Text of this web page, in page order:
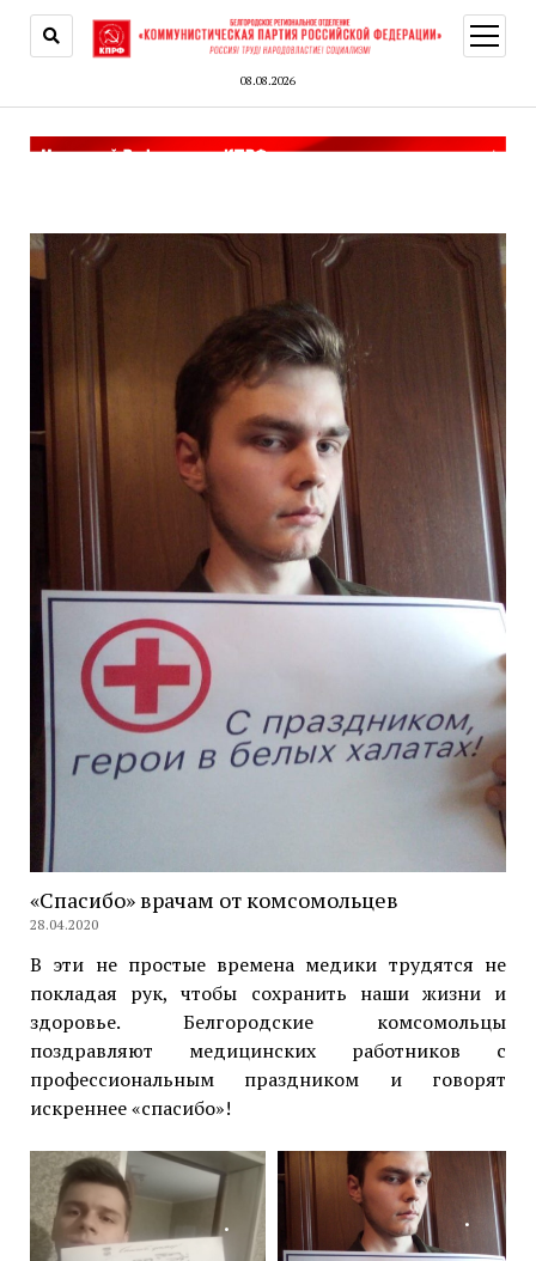
08.08.2026
меню
«Спасибо» врачам от комсомольцев
28.04.2020
В эти не простые времена медики трудятся не
покладая рук, чтобы сохранить наши жизни и
здоровье. Белгородские комсомольцы
поздравляют медицинских работников с
профессиональным праздником и говорят
искреннее «спасибо»!
. .